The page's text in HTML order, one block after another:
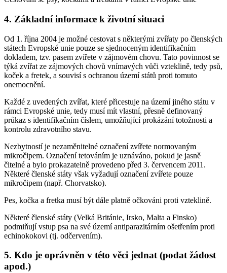
4. Základní informace k životní situaci
Od 1. října 2004 je možné cestovat s některými zvířaty po členských
státech Evropské unie pouze se sjednoceným identifikačním
dokladem, tzv. pasem zvířete v zájmovém chovu. Tato povinnost se
týká zvířat ze zájmových chovů vnímavých vůči vzteklině, tedy psů,
koček a fretek, a souvisí s ochranou území států proti tomuto
onemocnění.
Každé z uvedených zvířat, které přicestuje na území jiného státu v
rámci Evropské unie, tedy musí mít vlastní, přesně definovaný
průkaz s identifikačním číslem, umožňující prokázání totožnosti a
kontrolu zdravotního stavu.
Nezbytností je nezaměnitelné označení zvířete normovaným
mikročipem. Označení tetováním je uznáváno, pokud je jasně
čitelné a bylo prokazatelně provedeno před 3. červencem 2011.
Některé členské státy však vyžadují označení zvířete pouze
mikročipem (např. Chorvatsko).
Pes, kočka a fretka musí být dále platně očkováni proti vzteklině.
Některé členské státy (Velká Británie, Irsko, Malta a Finsko)
podmiňují vstup psa na své území antiparazitárním ošetřením proti
echinokokovi (tj. odčervením).
5. Kdo je oprávněn v této věci jednat (podat žádost
apod.)